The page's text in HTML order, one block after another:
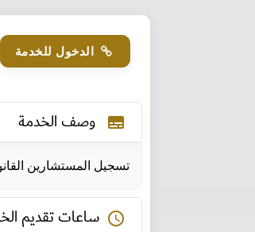
الدخول للخدمة
subtitles وصف الخدمة​
تسجيل المستشارين
schedule ساعات تقديم